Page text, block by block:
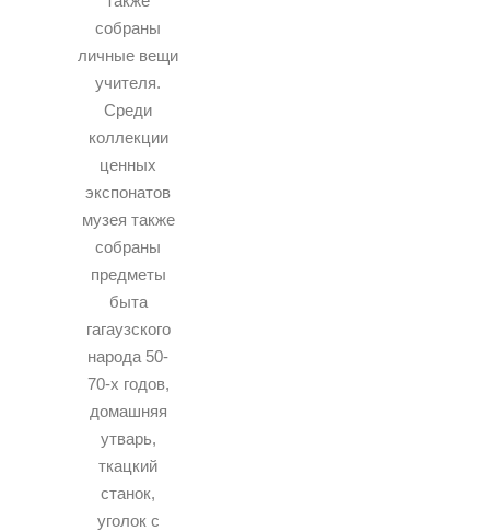
собраны
личные вещи
учителя.
Среди
коллекции
ценных
экспонатов
музея также
собраны
предметы
быта
гагаузского
народа 50-
70-х годов,
домашняя
утварь,
ткацкий
станок,
уголок с